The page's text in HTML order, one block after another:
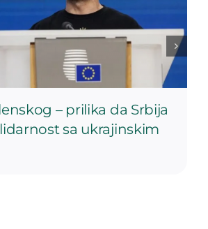
– prilika da Srbija
sa ukrajinskim